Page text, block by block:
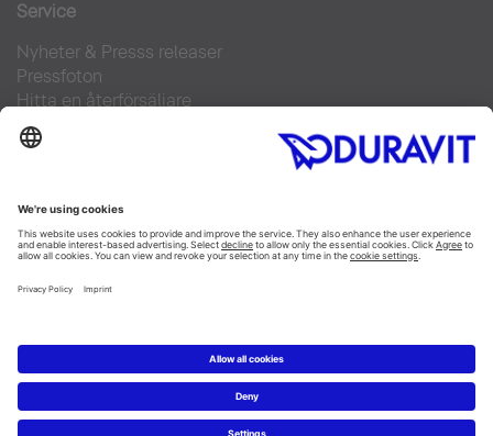
Service
Nyheter & Presss releaser
Pressfoton
Hitta en återförsäljare
FAQs
Facebook
Instagram
Pinterest
Flickr
Copyright © 2026 Duravit AG
Impressum|Integrity and Compliance|
Integritetsmeddelande|Cookie settings